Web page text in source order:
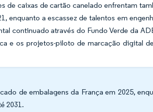
de caixas de cartão canelado enfrentam
enquanto a escassez de talentos em
continuado através do Fundo Verde da
e os projetos-piloto de marcação digital
de embalagens da França em 2025,
2031.